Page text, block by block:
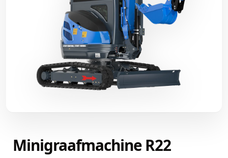
Minigraafmachine R22